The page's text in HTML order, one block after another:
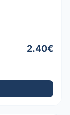
2.40€